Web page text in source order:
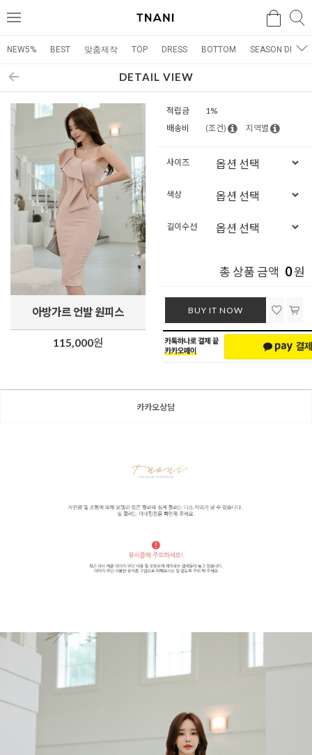
메
검색
NEW5% BEST 맞춤제작 TOP DRESS BOTTOM SEASON DRESS
DETAIL VIEW
아방가르 언발 원피스
115,000원
적립금
1%
배송비
(조건) 지역별
사이즈
색상
길이수선
총 상품 금액 0원
BUY IT NOW
카카오상담